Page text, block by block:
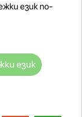
език по-
език